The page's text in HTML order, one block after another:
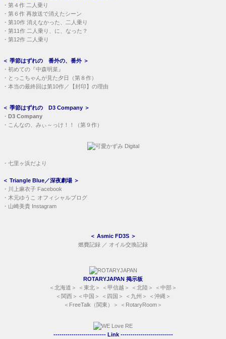
・ 第４作 二人乗り
・ 第６作 再放送で消えたシーン
・ 第10作 消えなかった、二人乗り
・ 第11作 二人乗り、に、なった？
・ 第12作 二人乗り
＜ 季節はずれの 番外の、番外＞
・ 初めての『中森明菜』
・ とっこちゃんが見た夕日（第８作）
・ 本当の最終回は第10作／【封印】の理由
＜ 季節はずれの D3 Company ＞
・ D3 Company
・ こんなの、みぃ～っけ！！（第９作）
・ 七里ヶ浜だより
＜ Triangle Blue／深夜劇場 ＞
・
川上麻衣子 Facebook
・ 木元ゆうこ オフィシャルブログ
・ 山崎美貴 Instagram
＜ Asmic FD3S ＞
燃費記録 ／ オイル交換記録
ROTARYJAPAN 掲示板
＜ 北海道 ＞ ＜ 東北 ＞ ＜ 甲信越 ＞ ＜ 北陸 ＞ ＜ 中部 ＞
＜ 関西＞＜ 中国 ＞ ＜ 四国 ＞ ＜ 九州 ＞ ＜ 沖縄 ＞
＜ FreeTalk（関東） ＞ ＜ RotaryRoom ＞
-------------------------- Link --------------------------